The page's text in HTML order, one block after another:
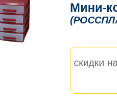
Мини-
скидки